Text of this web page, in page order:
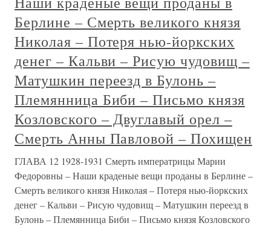
Берлине – Смерть великого князя
Николая – Потеря нью-йоркских
денег – Кальви – Рисую чудовищ –
Матушкин переезд в Булонь –
Племянница Биби – Письмо князя
Козловского – Двуглавый орел –
Смерть Анны Павловой – Похищен
ГЛАВА 12 1928-1931 Смерть императрицы Марии
Федоровны – Наши краденые вещи проданы в Берлине –
Смерть великого князя Николая – Потеря нью-йоркских
денег – Кальви – Рисую чудовищ – Матушкин переезд в
Булонь – Племянница Биби – Письмо князя Козловского